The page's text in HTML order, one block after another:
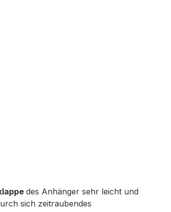
des Anhänger sehr leicht und
sich zeitraubendes